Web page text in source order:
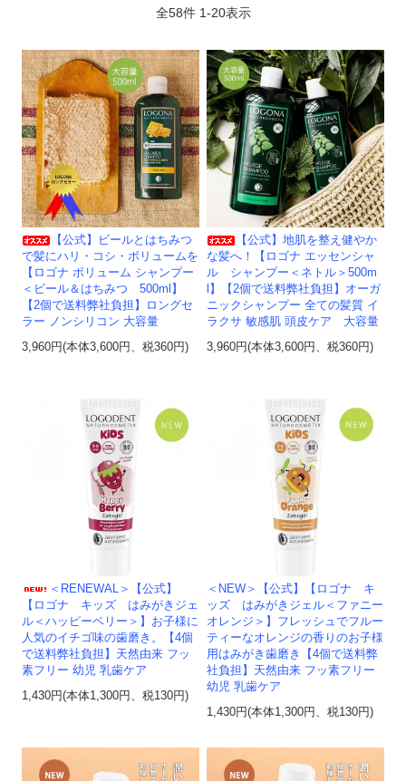
全58件 1-20表示
【公式】ビールとはちみつ
で髪にハリ・コシ・ボリュームを
【ロゴナ ボリューム シャンプー
＜ビール＆はちみつ 500ml】
【2個で送料弊社負担】ロングセ
ラー ノンシリコン 大容量
3,960円(本体3,600円、税360円)
【公式】地肌を整え健やか
な髪へ！【ロゴナ エッセンシャ
ル シャンプー＜ネトル＞500m
l】【2個で送料弊社負担】オーガ
ニックシャンプー 全ての髪質 イ
ラクサ 敏感肌 頭皮ケア 大容量
3,960円(本体3,600円、税360円)
＜RENEWAL＞【公式】
【ロゴナ キッズ はみがきジェ
ル＜ハッピーベリー＞】お子様に
人気のイチゴ味の歯磨き。【4個
で送料弊社負担】天然由来 フッ
素フリー 幼児 乳歯ケア
1,430円(本体1,300円、税130円)
＜NEW＞【公式】【ロゴナ キ
ッズ はみがきジェル＜ファニー
オレンジ＞】フレッシュでフルー
ティーなオレンジの香りのお子様
用はみがき歯磨き【4個で送料弊
社負担】天然由来 フッ素フリー
幼児 乳歯ケア
1,430円(本体1,300円、税130円)